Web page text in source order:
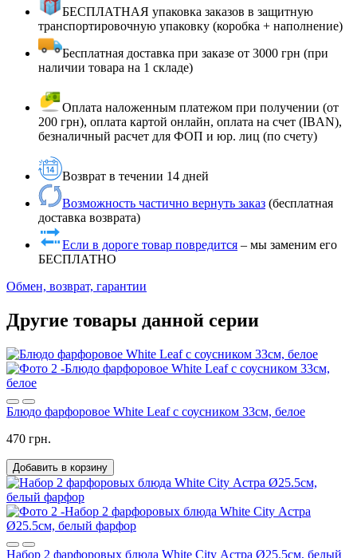
БЕСПЛАТНАЯ упаковка заказов в защитную
транспортировочную упаковку (коробка + наполнение)
Бесплатная доставка при заказе от 3000 грн (при
наличии товара на 1 складе)
Оплата наложенным платежом при получении (от
200 грн), оплата картой онлайн, оплата на счет (IBAN),
безналичный расчет для ФОП и юр. лиц (по счету)
Возврат в течении 14 дней
Возможность частично вернуть заказ (бесплатная
доставка возврата)
Если в дороге товар повредится – мы заменим его
БЕСПЛАТНО
Обмен, возврат, гарантии
Другие товары данной серии
Блюдо фарфоровое White Leaf с соусником 33см, белое
470 грн.
Добавить в корзину
Набор 2 фарфоровых блюда White City Астра Ø25.5см, белый